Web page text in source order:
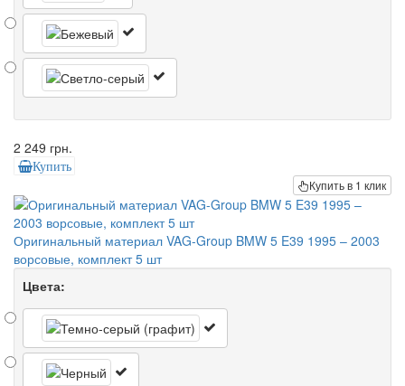
2 249 грн.
Купить
Купить в 1 клик
Оригинальный материал VAG-Group BMW 5 E39 1995 – 2003
ворсовые, комплект 5 шт
Цвета: